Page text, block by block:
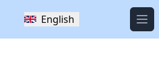
English